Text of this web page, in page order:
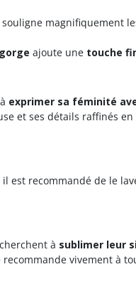
magnifiquement
ajoute une touche
exprimer sa féminité
et ses détails raffinés
est recommandé de le
à sublimer leur
recommande vivement à